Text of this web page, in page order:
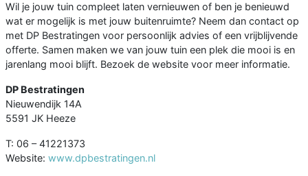
Wil je jouw tuin compleet laten vernieuwen of ben je benieuwd
wat er mogelijk is met jouw buitenruimte? Neem dan contact op
met DP Bestratingen voor persoonlijk advies of een vrijblijvende
offerte. Samen maken we van jouw tuin een plek die mooi is en
jarenlang mooi blijft. Bezoek de website voor meer informatie.
DP Bestratingen
Nieuwendijk 14A
5591 JK Heeze
T: 06 – 41221373
Website: www.dpbestratingen.nl